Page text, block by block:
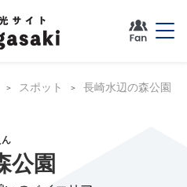
スポット 長崎水辺の森公園
公園